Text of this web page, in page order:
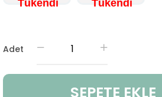
Adet